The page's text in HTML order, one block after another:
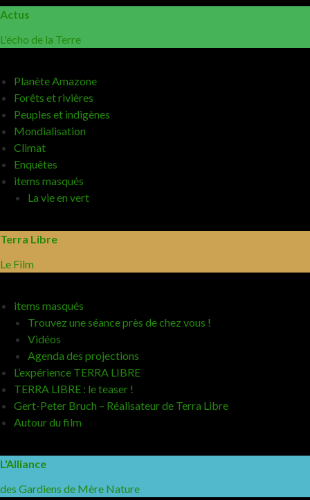
Actus
L'écho de la Terre
Planète Amazone
Forêts et rivières
Peuples et indigènes
Mondialisation
Climat
Enquêtes
items masqués
La vie en vert
Terra Libre
Le Film
items masqués
Trouvez une séance près de chez vous !
Vidéos
Agenda des projections
L’expérience TERRA LIBRE
TERRA LIBRE : le teaser !
Gert-Peter Bruch – Réalisateur de Terra Libre
Autour du film
L'Alliance
des Gardiens de Mère Nature